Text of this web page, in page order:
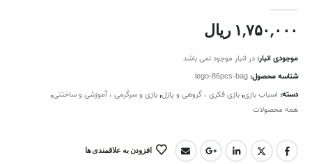
۱,۷۵۰,۰۰۰ ریال
موجودی انبار: در انبار موجود نمی باشد
شناسه محصول: lego-86pcs-bag
دسته: اسباب بازی,بازی فکری ، گروهی و پازل,بازی و سرگرمی ، آموزشی و ساختنی,
همه محصولات
افزودن به علاقمندی ها